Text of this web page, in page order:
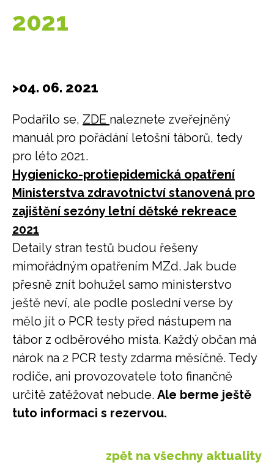
2021
>04. 06. 2021
Podařilo se, ZDE naleznete zveřejněný
manuál pro pořádání letošní táborů, tedy
pro léto 2021.
Hygienicko-protiepidemická opatření
Ministerstva zdravotnictví stanovená pro
zajištění sezóny letní dětské rekreace
2021
Detaily stran testů budou řešeny
mimořádným opatřením MZd. Jak bude
přesně znít bohužel samo ministerstvo
ještě neví, ale podle poslední verse by
mělo jít o PCR testy před nástupem na
tábor z odběrového místa. Každý občan má
nárok na 2 PCR testy zdarma měsíčně. Tedy
rodiče, ani provozovatele toto finančně
určitě zatěžovat nebude. Ale berme ještě
tuto informaci s rezervou.
zpět na všechny aktuality